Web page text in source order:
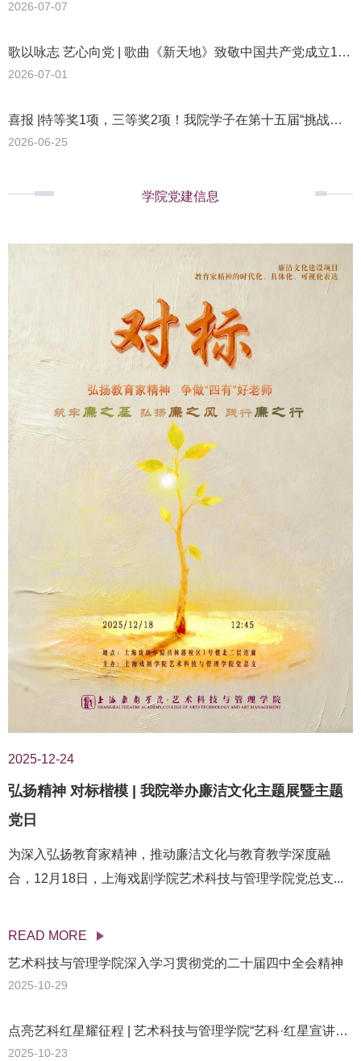
上，团队创新采用直角屏多维立面组合，与主大屏形成前后
次，为多媒体视觉叙事预留充足创意表达空间；舞台基底配
2026-07-07
歌以咏志 艺心向党 | 歌曲《新天地》致敬中国共产党成立105周年
2026-07-01
喜报 |特等奖1项，三等奖2项！我院学子在第十五届“挑战杯”市赛中斩获佳绩！
2026-06-25
学院党建信息
2025-12-24
弘扬精神 对标楷模 | 我院举办廉洁文化主题展暨主题
党日
为深入弘扬教育家精神，推动廉洁文化与教育教学深度融
合，12月18日，上海戏剧学院艺术科技与管理学院党总支...
READ MORE
艺术科技与管理学院深入学习贯彻党的二十届四中全会精神
2025-10-29
点亮艺科红星耀征程 | 艺术科技与管理学院“艺科·红星宣讲团”扬帆启航
2025-10-23